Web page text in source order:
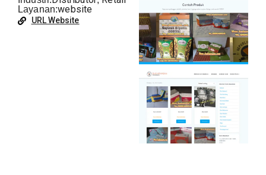
Layanan:website
URL Website